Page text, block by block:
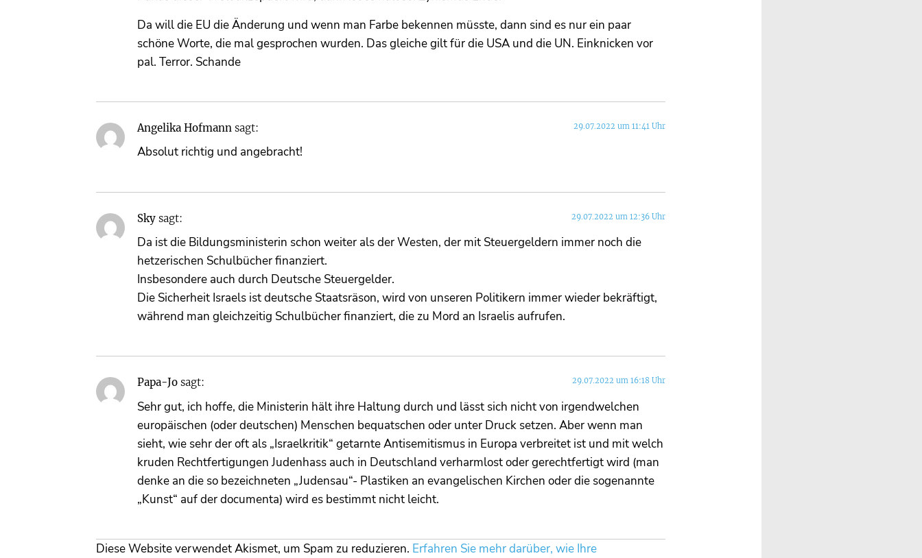
Da will die EU die Änderung und wenn man Farbe bekennen müsste, dann sind es nur ein paar
schöne Worte, die mal gesprochen wurden. Das gleiche gilt für die USA und die UN. Einknicken vor
pal. Terror. Schande
Angelika Hofmann sagt: 29.07.2022 um 11:41 Uhr
Absolut richtig und angebracht!
Sky sagt: 29.07.2022 um 12:36 Uhr
Da ist die Bildungsministerin schon weiter als der Westen, der mit Steuergeldern immer noch die
hetzerischen Schulbücher finanziert.
Insbesondere auch durch Deutsche Steuergelder.
Die Sicherheit Israels ist deutsche Staatsräson, wird von unseren Politikern immer wieder bekräftigt,
während man gleichzeitig Schulbücher finanziert, die zu Mord an Israelis aufrufen.
Papa-Jo sagt: 29.07.2022 um 16:18 Uhr
Sehr gut, ich hoffe, die Ministerin hält ihre Haltung durch und lässt sich nicht von irgendwelchen
europäischen (oder deutschen) Menschen bequatschen oder unter Druck setzen. Aber wenn man
sieht, wie sehr der oft als „Israelkritik“ getarnte Antisemitismus in Europa verbreitet ist und mit welch
kruden Rechtfertigungen Judenhass auch in Deutschland verharmlost oder gerechtfertigt wird (man
denke an die so bezeichneten „Judensau“- Plastiken an evangelischen Kirchen oder die sogenannte
„Kunst“ auf der documenta) wird es bestimmt nicht leicht.
Diese Website verwendet Akismet, um Spam zu reduzieren. Erfahren Sie mehr darüber, wie Ihre